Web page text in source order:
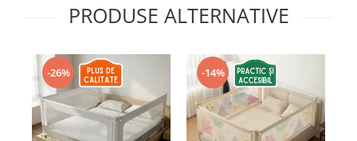
Siguranta animale companie
Carduri Cadou
Propuneri Cadou
PRODUSE ALTERNATIVE
-26% -14%